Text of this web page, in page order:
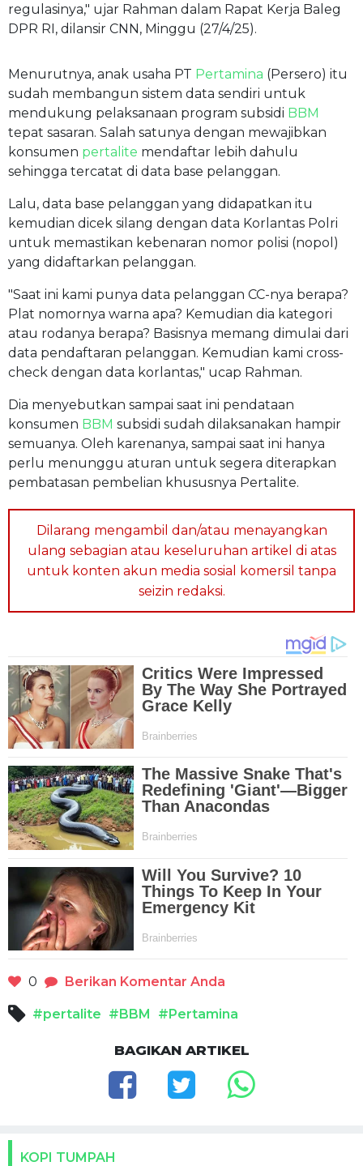
regulasinya," ujar Rahman dalam Rapat Kerja Baleg
DPR RI, dilansir CNN, Minggu (27/4/25).
Menurutnya, anak usaha PT Pertamina (Persero) itu
sudah membangun sistem data sendiri untuk
mendukung pelaksanaan program subsidi BBM
tepat sasaran. Salah satunya dengan mewajibkan
konsumen pertalite mendaftar lebih dahulu
sehingga tercatat di data base pelanggan.
Lalu, data base pelanggan yang didapatkan itu
kemudian dicek silang dengan data Korlantas Polri
untuk memastikan kebenaran nomor polisi (nopol)
yang didaftarkan pelanggan.
"Saat ini kami punya data pelanggan CC-nya berapa?
Plat nomornya warna apa? Kemudian dia kategori
atau rodanya berapa? Basisnya memang dimulai dari
data pendaftaran pelanggan. Kemudian kami cross-
check dengan data korlantas," ucap Rahman.
Dia menyebutkan sampai saat ini pendataan
konsumen BBM subsidi sudah dilaksanakan hampir
semuanya. Oleh karenanya, sampai saat ini hanya
perlu menunggu aturan untuk segera diterapkan
pembatasan pembelian khususnya Pertalite.
Dilarang mengambil dan/atau menayangkan
ulang sebagian atau keseluruhan artikel di atas
untuk konten akun media sosial komersil tanpa
seizin redaksi.
0 Berikan Komentar Anda
#pertalite #BBM #Pertamina
BAGIKAN ARTIKEL
KOPI TUMPAH